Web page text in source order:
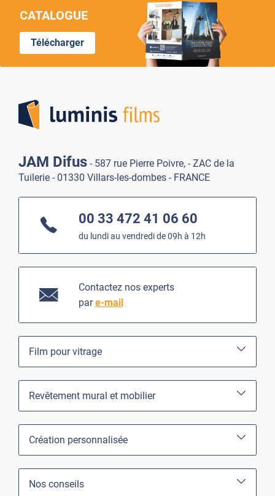
CATALOGUE
Télécharger
JAM Difus - 587 rue Pierre Poivre, - ZAC de la
Tuilerie - 01330 Villars-les-dombes - FRANCE
00 33 472 41 06 60
du lundi au vendredi de 09h à 12h
Contactez nos experts
pare-mail
Film pour vitrage
Revêtement mural et mobilier
Création personnalisée
Nos conseils